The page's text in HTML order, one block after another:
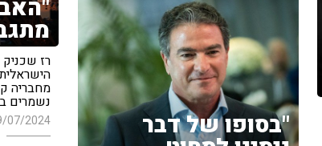
רז
מחבריה
נשמרים
07/2024 "בסופו של דבר